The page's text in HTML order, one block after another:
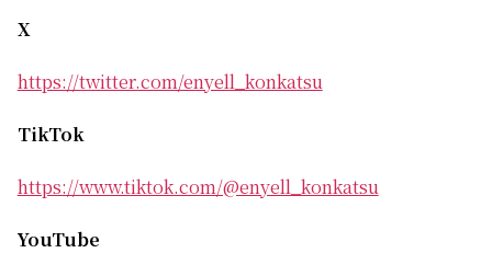
X
https://twitter.com/enyell_konkatsu
TikTok
https://www.tiktok.com/@enyell_konkatsu
YouTube